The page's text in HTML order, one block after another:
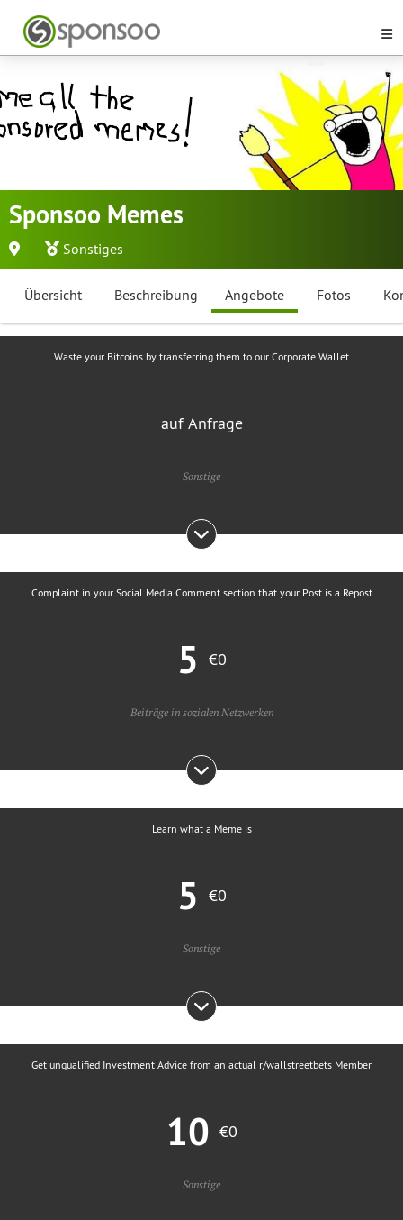
Sponsoo Memes
Sonstiges
Übersicht Beschreibung Angebote Fotos
Waste your Bitcoins by transferring them to our Corporate Wallet
auf Anfrage
Sonstige
Complaint in your Social Media Comment section that your Post is a Repost
5 €0
Beiträge in sozialen Netzwerken
Learn what a Meme is
5 €0
Sonstige
Get unqualified Investment Advice from an actual r/wallstreetbets Member
10 €0
Sonstige